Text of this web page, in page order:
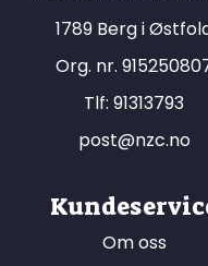
1789 Berg i
Org. nr.
Tlf: 91313793
post@nzc.no
Om oss